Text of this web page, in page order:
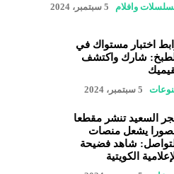
وافلام 5 سبتمبر، 2024
اختبار مستواك في
شارك واكتشف
5 سبتمبر، 2024
السعيد تنشر مقطعا
يشعل منصات
شاهد فضيحة
الكويتية